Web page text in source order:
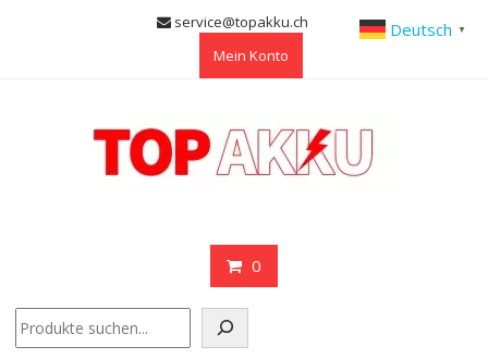
service@topakku.ch
Mein Konto
0
Deutsch ▼